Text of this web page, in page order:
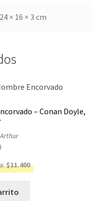
24 × 16 × 3 cm
– Conan Doyle,
$11.400